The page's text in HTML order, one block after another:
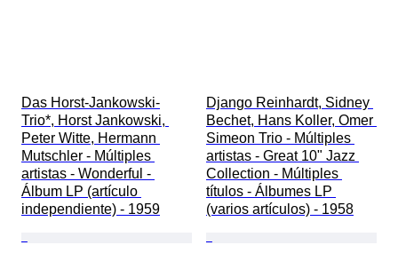
Das Horst-Jankowski-
Trio*, Horst Jankowski,
Peter Witte, Hermann
Mutschler - Múltiples
artistas - Wonderful -
Álbum LP (artículo
independiente) - 1959
Django Reinhardt, Sidney
Bechet, Hans Koller, Omer
Simeon Trio - Múltiples
artistas - Great 10" Jazz
Collection - Múltiples
títulos - Álbumes LP
(varios artículos) - 1958